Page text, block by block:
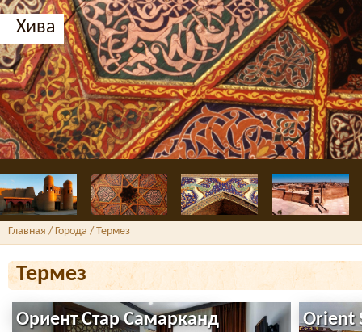
Хива
Главная / Города / Термез
Термез
Ориент Стар Самарканд Orient